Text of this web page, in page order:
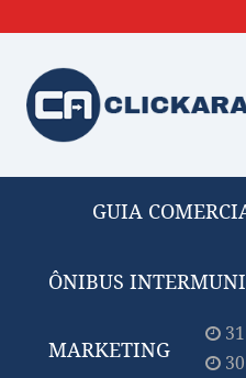
GUIA
ÔNIBUS
MARKETING